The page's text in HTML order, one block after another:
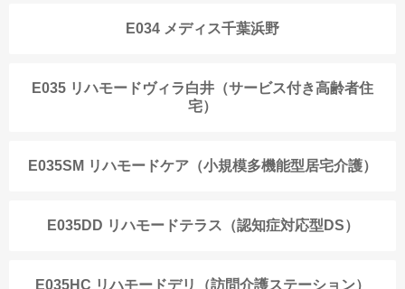
E034 メディス千葉浜野
E035 リハモードヴィラ白井（サービス付き高齢者住
宅）
E035SM リハモードケア（小規模多機能型居宅介護）
E035DD リハモードテラス（認知症対応型DS）
E035HC リハモードデリ（訪問介護ステーション）